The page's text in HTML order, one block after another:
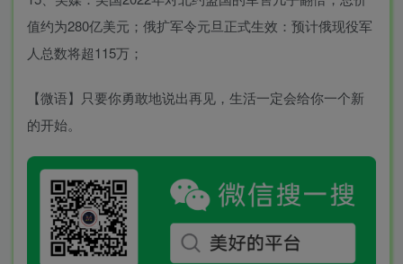
值约为280亿美元；俄扩军令元旦正式生效：预计俄现役军
人总数将超115万；
【微语】只要你勇敢地说出再见，生活一定会给你一个新
的开始。